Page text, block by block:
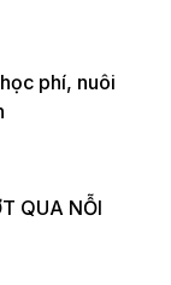
phí, nuôi
QUA NỖI